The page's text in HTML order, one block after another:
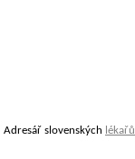
Adresář slovenských lékařů